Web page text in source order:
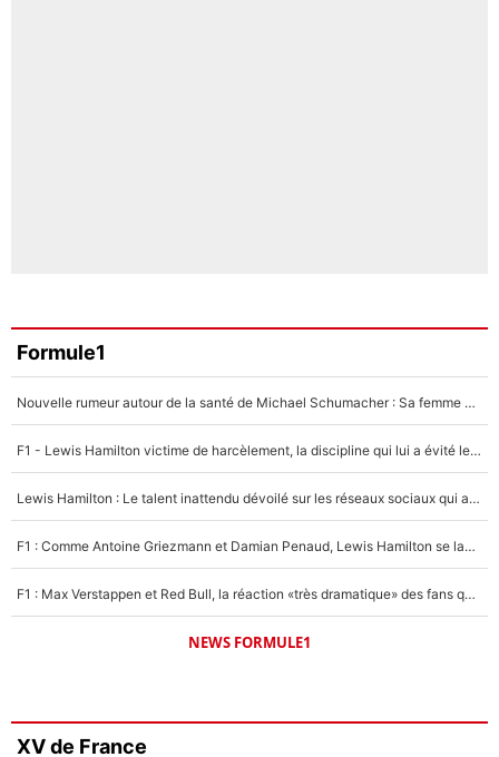
Formule1
Nouvelle rumeur autour de la santé de Michael Schumacher : Sa femme Corinna sort du silence
F1 - Lewis Hamilton victime de harcèlement, la discipline qui lui a évité le pire : «J'aurais probablement mal tourné»
Lewis Hamilton : Le talent inattendu dévoilé sur les réseaux sociaux qui a impressionné Kim Kardashian pendant leurs vacances en amoureux !
F1 : Comme Antoine Griezmann et Damian Penaud, Lewis Hamilton se lance dans le business des cartes à collectionner !
F1 : Max Verstappen et Red Bull, la réaction «très dramatique» des fans qui agace le quadruple champion du monde !
NEWS FORMULE1
XV de France